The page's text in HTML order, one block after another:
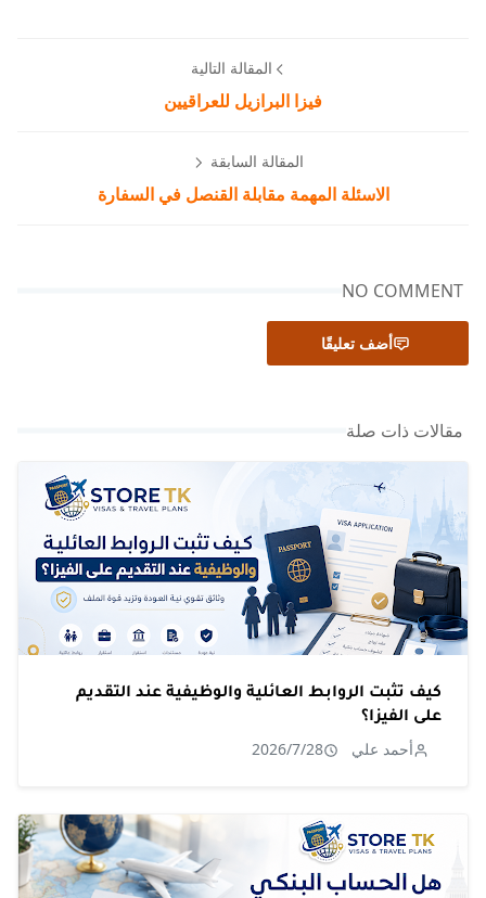
المقالة التالية
فيزا البرازيل للعراقيين
المقالة السابقة
الاسئلة المهمة مقابلة القنصل في السفارة
NO COMMENT
أضف تعليقًا
مقالات ذات صلة
كيف تثبت الروابط العائلية والوظيفية عند التقديم
على الفيزا؟
أحمد علي 2026/7/28